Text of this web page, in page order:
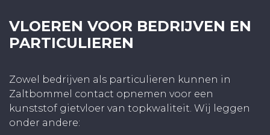
VLOEREN VOOR BEDRIJVEN EN
PARTICULIEREN
Zowel bedrijven als particulieren kunnen in
Zaltbommel contact opnemen voor een
kunststof gietvloer van topkwaliteit. Wij leggen
onder andere: